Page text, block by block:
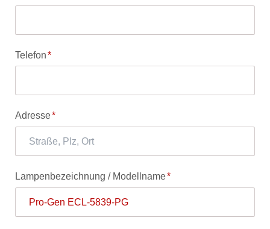
Pflichtfeld
Telefon*
Pflichtfeld
Adresse*
Pflichtfeld
Lampenbezeichnung / Modellname*